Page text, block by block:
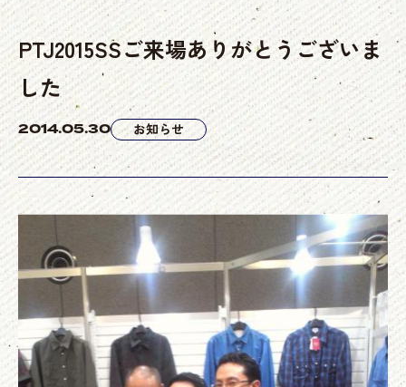
PTJ2015SSご来場ありがとうございま
した
2014.05.30 お知らせ